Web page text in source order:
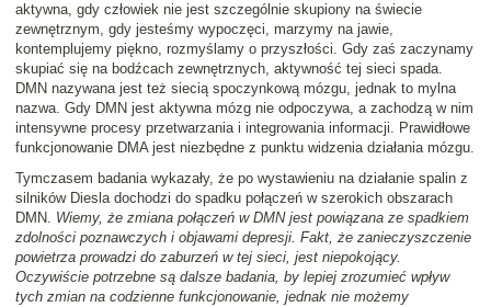
aktywna, gdy człowiek nie jest szczególnie skupiony na świecie
zewnętrznym, gdy jesteśmy wypoczęci, marzymy na jawie,
kontemplujemy piękno, rozmyślamy o przyszłości. Gdy zaś zaczynamy
skupiać się na bodźcach zewnętrznych, aktywność tej sieci spada.
DMN nazywana jest też siecią spoczynkową mózgu, jednak to mylna
nazwa. Gdy DMN jest aktywna mózg nie odpoczywa, a zachodzą w nim
intensywne procesy przetwarzania i integrowania informacji. Prawidłowe
funkcjonowanie DMA jest niezbędne z punktu widzenia działania mózgu.
Tymczasem badania wykazały, że po wystawieniu na działanie spalin z
silników Diesla dochodzi do spadku połączeń w szerokich obszarach
DMN. Wiemy, że zmiana połączeń w DMN jest powiązana ze spadkiem
zdolności poznawczych i objawami depresji. Fakt, że zanieczyszczenie
powietrza prowadzi do zaburzeń w tej sieci, jest niepokojący.
Oczywiście potrzebne są dalsze badania, by lepiej zrozumieć wpływ
tych zmian na codzienne funkcjonowanie, jednak nie możemy